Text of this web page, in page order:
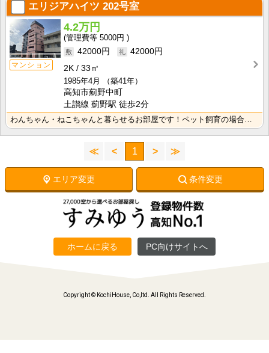
エリジアハイツ 202号室
マンション
4.2万円
5000円
42000円
42000円
2K
33㎡
1985年4月
（築41年）
高知市薊野中町
土讃線 薊野駅 徒歩2分
わんちゃん・ねこちゃんと暮らせるお部屋です！ペット飼育の場合は敷金2ヶ月・礼金1ヶ月要 水道料は共益･･･
≪ < 1 > ≫
エリア変更 条件変更
ホームに戻る PC向けサイトへ
Copyright © KochiHouse, Co,ltd. All Rights Reserved.